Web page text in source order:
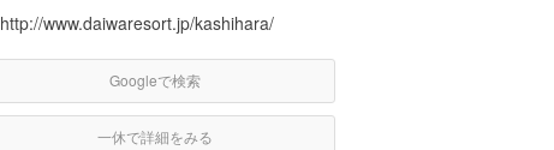
http://www.daiwaresort.jp/kashihara/
Googleで検索
一休で詳細をみる